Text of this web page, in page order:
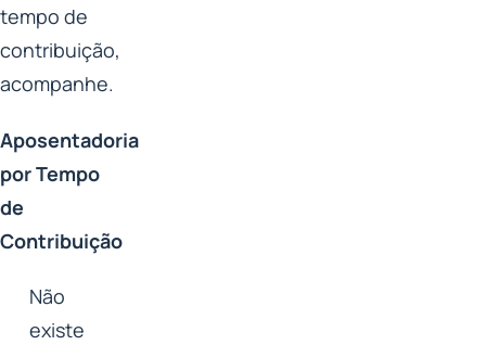
tempo de
contribuição,
acompanhe.
Aposentadoria
por Tempo
de
Contribuição
Não
existe